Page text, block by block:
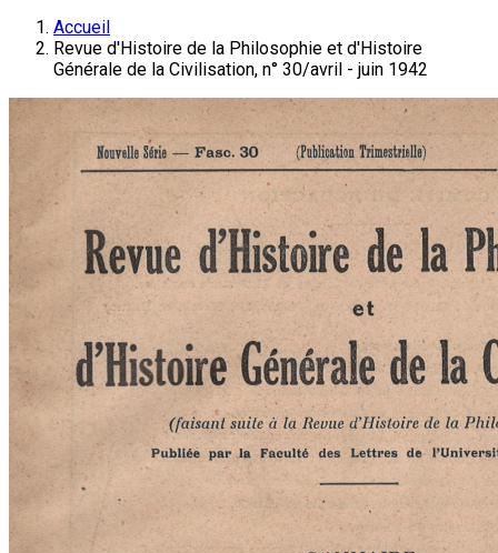
Accueil
Revue d'Histoire de la Philosophie et d'Histoire
Générale de la Civilisation, n° 30/avril - juin 1942